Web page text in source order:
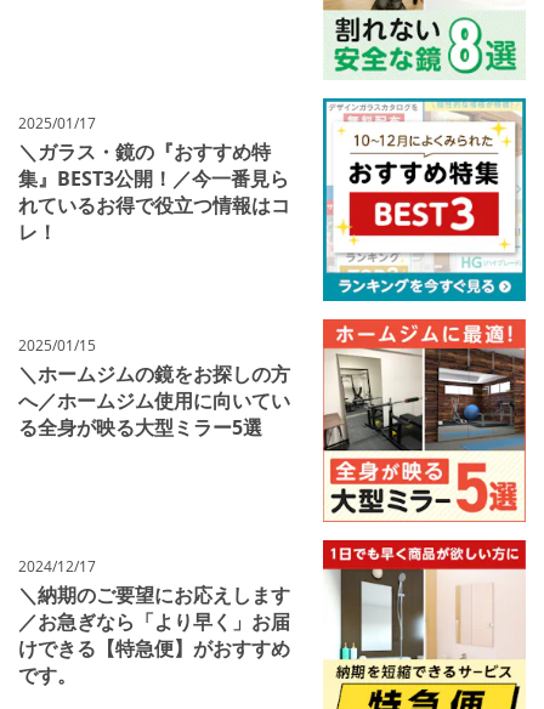
＼ガラス・鏡の『おすすめ特
集』BEST3公開！／今一番見ら
れているお得で役立つ情報はコ
レ！
2025/01/17
＼ホームジムの鏡をお探しの方
へ／ホームジム使用に向いてい
る全身が映る大型ミラー5選
2025/01/15
＼納期のご要望にお応えします
／お急ぎなら「より早く」お届
けできる【特急便】がおすすめ
です。
2024/12/17